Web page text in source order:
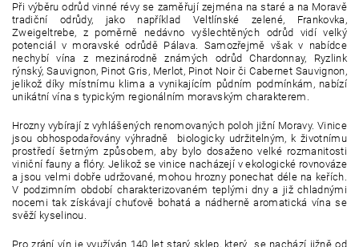
Při výběru odrůd vinné révy se zaměřují zejména na staré a na Moravě
tradiční odrůdy, jako například Veltlínské zelené, Frankovka,
Zweigeltrebe, z poměrně nedávno vyšlechtěných odrůd vidí velký
potenciál v moravské odrůdě Pálava. Samozřejmě však v nabídce
nechybí vína z mezinárodně známých odrůd Chardonnay, Ryzlink
rýnský, Sauvignon, Pinot Gris, Merlot, Pinot Noir či Cabernet Sauvignon,
jelikož díky místnímu klima a vynikajícím půdním podmínkám, nabízí
unikátní vína s typickým regionálním moravským charakterem.
Hrozny vybírají z vyhlášených renomovaných poloh jižní Moravy. Vinice
jsou obhospodařovány výhradně biologicky udržitelným, k životnímu
prostředí šetrným způsobem, aby bylo dosaženo velké rozmanitosti
viniční fauny a flóry. Jelikož se vinice nacházejí v ekologické rovnováze
a jsou velmi dobře udržované, mohou hrozny ponechat déle na keřích.
V podzimním období charakterizovaném teplými dny a již chladnými
nocemi tak získávají chuťově bohatá a nádherně aromatická vína se
svěží kyselinou.
Pro zrání vín je využíván 140 let starý sklep, který se nachází jižně od